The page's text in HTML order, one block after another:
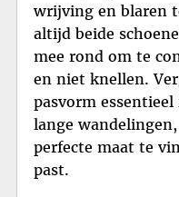
wrijving en blaren
altijd beide
mee rond om te
en niet knellen.
pasvorm
lange
perfecte maat te
past.